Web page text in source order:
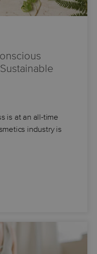
is at an all-time
industry is